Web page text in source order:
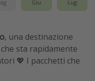
Giu Lug
, una destinazione
sta rapidamente
💖 I pacchetti che